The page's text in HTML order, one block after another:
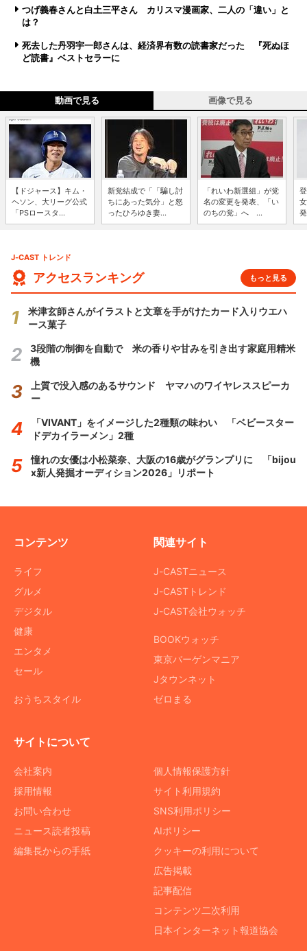
つげ義春さんと白土三平さん カリスマ漫画家、二人の「違い」と
は？
死去した丹羽宇一郎さんは、経済界有数の読書家だった 『死ぬほ
ど読書』ベストセラーに
動画で見る 画像で見る
【ドジャース】キム・
ヘソン、大リーグ公式
「PSロースタ...
新党結成で「「騙し討
ちにあった気分」と怒
ったひろゆき妻...
「れいわ新選組」が党
名の変更を発表、「い
のちの党」へ ...
J-CAST トレンド
アクセスランキング もっと見る
米津玄師さんがイラストと文章を手がけたカード入りウエハ
ース菓子
3段階の制御を自動で 米の香りや甘みを引き出す家庭用精米
機
上質で没入感のあるサウンド ヤマハのワイヤレススピーカ
ー
「VIVANT」をイメージした2種類の味わい 「ベビースター
ドデカイラーメン」2種
憧れの女優は小松菜奈、大阪の16歳がグランプリに 「bijou
x新人発掘オーディション2026」リポート
コンテンツ
ライフ
グルメ
デジタル
健康
エンタメ
セール
おうちスタイル
関連サイト
J-CASTニュース
J-CASTトレンド
J-CAST会社ウォッチ
BOOKウォッチ
東京バーゲンマニア
Jタウンネット
ゼロまる
サイトについて
会社案内
採用情報
お問い合わせ
ニュース読者投稿
編集長からの手紙
個人情報保護方針
サイト利用規約
SNS利用ポリシー
AIポリシー
クッキーの利用について
広告掲載
記事配信
コンテンツ二次利用
日本インターネット報道協会